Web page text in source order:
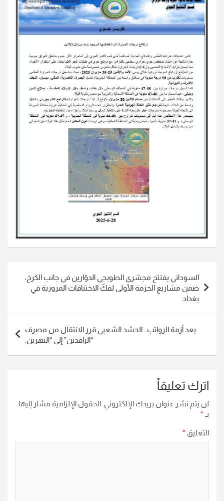
المقالات
السوداني يفتتح مجسّري الطوبجي الدوّارين في جانب الكرخ،
ضمن مشاريع الحزمة الأولى لفكّ الاختناقات المرورية في
بغداد
بعد أزمة الرواتب.. الحشد الشعبي قرر الانتقال من مصرف
“الرافدين” إلى “النهرين.
اترك تعليقاً
لن يتم نشر عنوان بريدك الإلكتروني. الحقول الإلزامية مشار إليها
بـ *
التعليق *